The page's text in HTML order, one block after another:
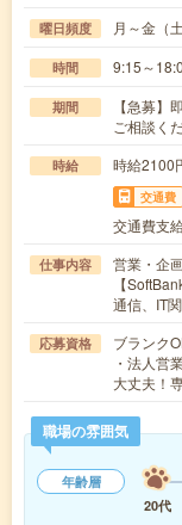
曜日頻度 月～金（
時間 9:15～
期間
【急募
ご相談く
時給 時給2100
交通費
交通費支
仕事内容
営業・企
【
通信、IT
応募資格
ブランク
・法人営
大丈夫！
職場の雰囲気
年齢層
20代